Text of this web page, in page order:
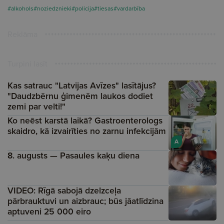
#alkohols#noziedznieki#policija#tiesas#vardarbība
Kas satrauc "Latvijas Avīzes" lasītājus?
"Daudzbērnu ģimenēm laukos dodiet
zemi par velti!"
A
Ko neēst karstā laikā? Gastroenterologs
skaidro, kā izvairīties no zarnu infekcijām
8. augusts — Pasaules kaķu diena
VIDEO: Rīgā sabojā dzelzceļa
pārbrauktuvi un aizbrauc; būs jāatlīdzina
aptuveni 25 000 eiro